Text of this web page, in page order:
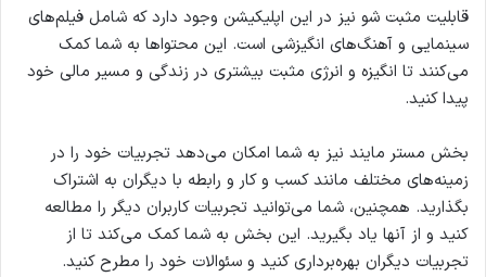
قابلیت مثبت شو نیز در این اپلیکیشن وجود دارد که شامل فیلم‌های
سینمایی و آهنگ‌های انگیزشی است. این محتواها به شما کمک
می‌کنند تا انگیزه و انرژی مثبت بیشتری در زندگی و مسیر مالی خود
پیدا کنید.
بخش مستر مایند نیز به شما امکان می‌دهد تجربیات خود را در
زمینه‌های مختلف مانند کسب و کار و رابطه با دیگران به اشتراک
بگذارید. همچنین، شما می‌توانید تجربیات کاربران دیگر را مطالعه
کنید و از آنها یاد بگیرید. این بخش به شما کمک می‌کند تا از
تجربیات دیگران بهره‌برداری کنید و سئوالات خود را مطرح کنید.